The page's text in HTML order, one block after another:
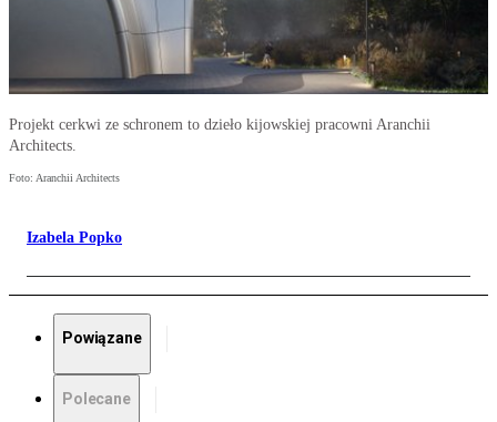
Projekt cerkwi ze schronem to dzieło kijowskiej pracowni Aranchii
Architects.
Foto: Aranchii Architects
Izabela Popko
Powiązane
Polecane